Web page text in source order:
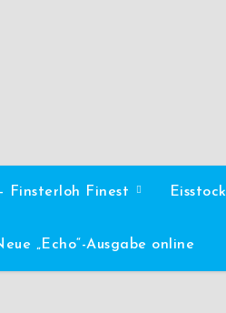
Finsterloh Finest Eisstock
„Echo“-Ausgabe online